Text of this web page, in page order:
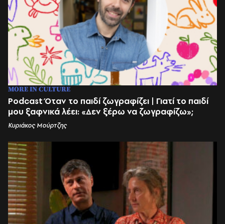
MORE IN CULTURE
Podcast Όταν το παιδί ζωγραφίζει | Γιατί το παιδί
μου ξαφνικά λέει: «Δεν ξέρω να ζωγραφίζω»;
Κυριάκος Μούρτζης